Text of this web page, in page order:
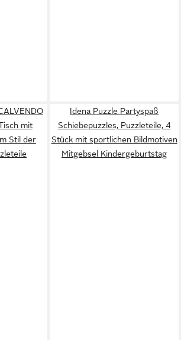
mit
Stil der
Idena Puzzle Partyspaß
Schiebepuzzles, Puzzleteile, 4
Stück mit sportlichen Bildmotiven
Mitgebsel Kindergeburtstag